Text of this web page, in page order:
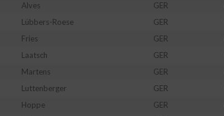
Alves GER
Lübbers-Roese GER
Fries GER
Laatsch GER
Martens GER
Luttenberger GER
Hoppe GER